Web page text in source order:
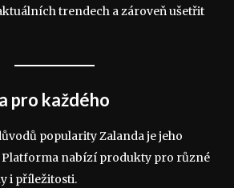
trendech a zároveň ušetřit
pro každého
popularity Zalanda je jeho
nabízí produkty pro různé
i příležitosti.